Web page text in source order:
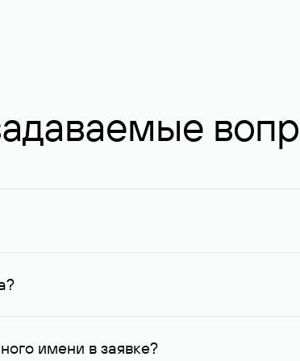
и у других регистраторов. Для доменов,
данные, доступные Руцентру.
имени в заявке?